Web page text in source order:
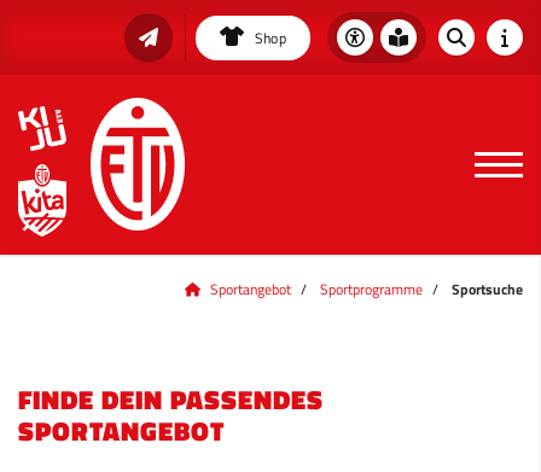
Shop
Sportangebot Sportprogramme Sportsuche
FINDE DEIN PASSENDES
SPORTANGEBOT